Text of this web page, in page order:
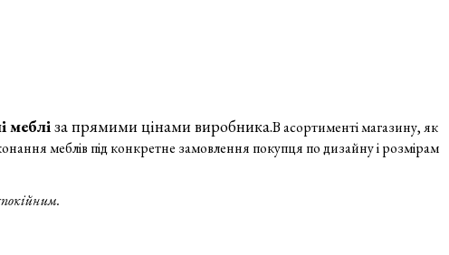
мебліза прямими цінами виробника.В асортименті магазину, як
меблів під конкретне замовлення покупця по дизайну і розмірам